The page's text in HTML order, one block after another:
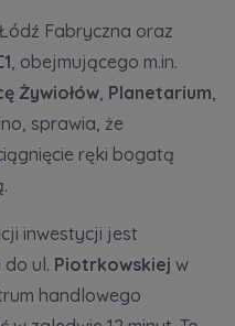
Fabryczna oraz
, obejmującego m.in.
Żywiołów, Planetarium,
sprawia, że
ręki bogatą
inwestycji jest
ul. Piotrkowskiej w
handlowego